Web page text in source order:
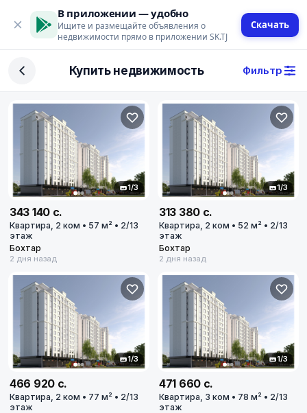
В приложении — удобно
Ищите и размещайте объявления о
недвижимости прямо в приложении SK.TJ
Скачать
Фильтр
Сделка
Купить Арендовать
Поиск
Тип недвижимости
Тип
Город
Бохтар
Диапазон цен в сомони
Купить недвижимость Фильтр
1/3
343 140 с.
Квартира, 2 ком • 57 м² • 2/13
этаж
Бохтар
2 дня назад
1/3
313 380 с.
Квартира, 2 ком • 52 м² • 2/13
этаж
Бохтар
2 дня назад
1/3
466 920 с.
Квартира, 2 ком • 77 м² • 2/13
этаж
1/3
471 660 с.
Квартира, 3 ком • 78 м² • 2/13
этаж